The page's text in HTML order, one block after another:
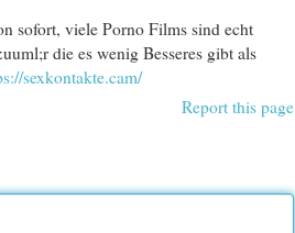
sofort, viele Porno Films sind echt
die es wenig Besseres gibt als
sexkontakte.cam/
Report this page